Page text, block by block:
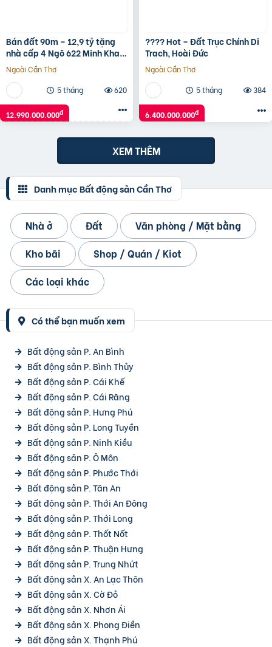
Bán đất 90m – 12,9 tỷ tặng
nhà cấp 4 Ngõ 622 Minh Khai
to như Phố ô tô vào nhà.
Ngoài Cần Thơ
5 tháng
620
12.990.000.000đ
???? Hot – Đất Trục Chính Di
Trạch, Hoài Đức
Ngoài Cần Thơ
5 tháng
384
6.400.000.000đ
XEM THÊM
Danh mục Bất động sản Cần Thơ
Nhà ở Đất
Văn phòng / Mặt bằng
Kho bãi
Shop / Quán / Kiot
Các loại khác
Có thể bạn muốn xem
Bất động sản P. An Bình
Bất động sản P. Bình Thủy
Bất động sản P. Cái Khế
Bất động sản P. Cái Răng
Bất động sản P. Hưng Phú
Bất động sản P. Long Tuyền
Bất động sản P. Ninh Kiều
Bất động sản P. Ô Môn
Bất động sản P. Phước Thới
Bất động sản P. Tân An
Bất động sản P. Thới An Đông
Bất động sản P. Thới Long
Bất động sản P. Thốt Nốt
Bất động sản P. Thuận Hưng
Bất động sản P. Trung Nhứt
Bất động sản X. An Lạc Thôn
Bất động sản X. Cờ Đỏ
Bất động sản X. Nhơn Ái
Bất động sản X. Phong Điền
Bất động sản X. Thạnh Phú